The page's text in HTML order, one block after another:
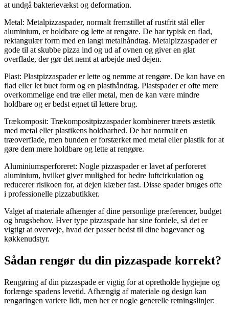
at undgå bakterievækst og deformation.
Metal: Metalpizzaspader, normalt fremstillet af rustfrit stål eller
aluminium, er holdbare og lette at rengøre. De har typisk en flad,
rektangulær form med en langt metalhåndtag. Metalpizzaspader er
gode til at skubbe pizza ind og ud af ovnen og giver en glat
overflade, der gør det nemt at arbejde med dejen.
Plast: Plastpizzaspader er lette og nemme at rengøre. De kan have en
flad eller let buet form og en plasthåndtag. Plastspader er ofte mere
overkommelige end træ eller metal, men de kan være mindre
holdbare og er bedst egnet til lettere brug.
Trækomposit: Trækompositpizzaspader kombinerer træets æstetik
med metal eller plastikens holdbarhed. De har normalt en
træoverflade, men bunden er forstærket med metal eller plastik for at
gøre dem mere holdbare og lette at rengøre.
Aluminiumsperforeret: Nogle pizzaspader er lavet af perforeret
aluminium, hvilket giver mulighed for bedre luftcirkulation og
reducerer risikoen for, at dejen klæber fast. Disse spader bruges ofte
i professionelle pizzabutikker.
Valget af materiale afhænger af dine personlige præferencer, budget
og brugsbehov. Hver type pizzaspade har sine fordele, så det er
vigtigt at overveje, hvad der passer bedst til dine bagevaner og
køkkenudstyr.
Sådan rengør du din pizzaspade korrekt?
Rengøring af din pizzaspade er vigtig for at opretholde hygiejne og
forlænge spadens levetid. Afhængig af materiale og design kan
rengøringen variere lidt, men her er nogle generelle retningslinjer: